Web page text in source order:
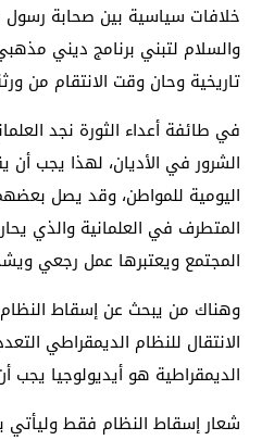
خلافات سياسية بين صحابة رسول
والسلام لتبني برنامج ديني
تاريخية وحان وقت الانتقام من
في طائفة أعداء الثورة نجد
الشرور في الأديان، لهذا يجب أن
اليومية للمواطن، وقد يصل بعضهم
المتطرف في العلمانية والذي
المجتمع ويعتبرها عمل رجعي
وهناك من يبحث عن إسقاط
الانتقال للنظام الديمقراطي
الديمقراطية هو أيديولوجيا يجب
شعار إسقاط النظام فقط